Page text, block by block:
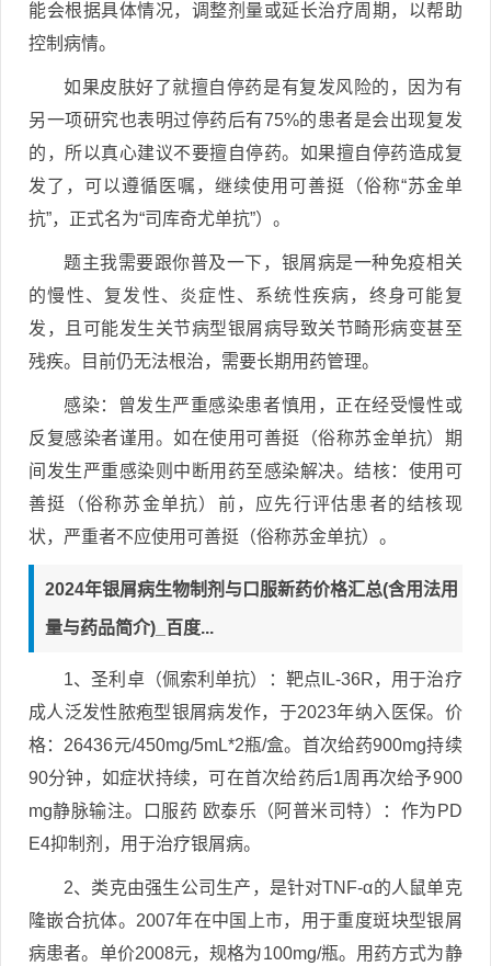
能会根据具体情况，调整剂量或延长治疗周期，以帮助
控制病情。
如果皮肤好了就擅自停药是有复发风险的，因为有
另一项研究也表明过停药后有75%的患者是会出现复发
的，所以真心建议不要擅自停药。如果擅自停药造成复
发了，可以遵循医嘱，继续使用可善挺（俗称“苏金单
抗”，正式名为“司库奇尤单抗”）。
题主我需要跟你普及一下，银屑病是一种免疫相关
的慢性、复发性、炎症性、系统性疾病，终身可能复
发，且可能发生关节病型银屑病导致关节畸形病变甚至
残疾。目前仍无法根治，需要长期用药管理。
感染：曾发生严重感染患者慎用，正在经受慢性或
反复感染者谨用。如在使用可善挺（俗称苏金单抗）期
间发生严重感染则中断用药至感染解决。结核：使用可
善挺（俗称苏金单抗）前，应先行评估患者的结核现
状，严重者不应使用可善挺（俗称苏金单抗）。
2024年银屑病生物制剂与口服新药价格汇总(含用法用
量与药品简介)_百度...
1、圣利卓（佩索利单抗）：靶点IL-36R，用于治疗
成人泛发性脓疱型银屑病发作，于2023年纳入医保。价
格：26436元/450mg/5mL*2瓶/盒。首次给药900mg持续
90分钟，如症状持续，可在首次给药后1周再次给予900
mg静脉输注。口服药 欧泰乐（阿普米司特）：作为PD
E4抑制剂，用于治疗银屑病。
2、类克由强生公司生产，是针对TNF-α的人鼠单克
隆嵌合抗体。2007年在中国上市，用于重度斑块型银屑
病患者。单价2008元，规格为100mg/瓶。用药方式为静